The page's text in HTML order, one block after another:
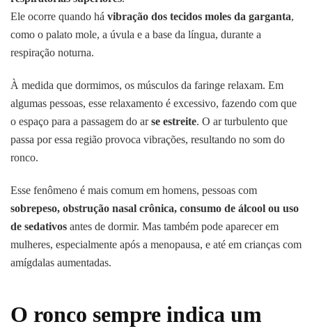
Ele ocorre quando há vibração dos tecidos moles da garganta,
como o palato mole, a úvula e a base da língua, durante a
respiração noturna.
À medida que dormimos, os músculos da faringe relaxam. Em
algumas pessoas, esse relaxamento é excessivo, fazendo com que
o espaço para a passagem do arse estreite. O ar turbulento que
passa por essa região provoca vibrações, resultando no som do
ronco.
Esse fenômeno é mais comum em homens, pessoas com
sobrepeso, obstrução nasal crônica, consumo de álcool ou uso
de sedativos antes de dormir. Mas também pode aparecer em
mulheres, especialmente após a menopausa, e até em crianças com
amígdalas aumentadas.
O ronco sempre indica um